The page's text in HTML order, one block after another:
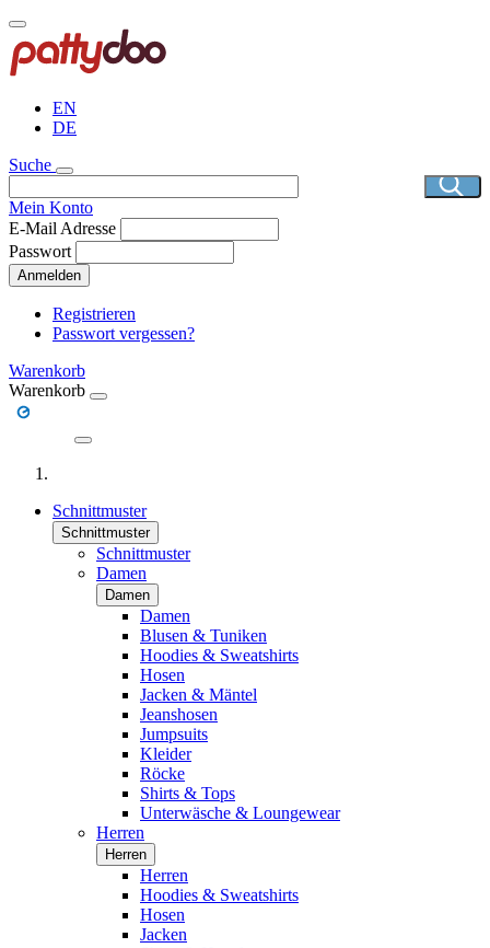
Direkt
zum
Inhalt
EN
DE
Suche
Mein Konto
E-Mail Adresse
Passwort
Anmelden
Registrieren
Passwort vergessen?
Warenkorb
Warenkorb
Schnittmuster
Schnittmuster
Schnittmuster
Damen
Damen
Damen
Blusen & Tuniken
Hoodies & Sweatshirts
Hosen
Jacken & Mäntel
Jeanshosen
Jumpsuits
Kleider
Röcke
Shirts & Tops
Unterwäsche & Loungewear
Herren
Herren
Herren
Hoodies & Sweatshirts
Hosen
Jacken